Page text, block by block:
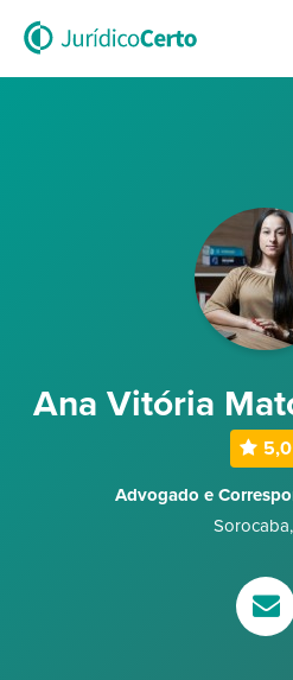
Ana Vitória
5,0
Advogado e
Sorocaba,